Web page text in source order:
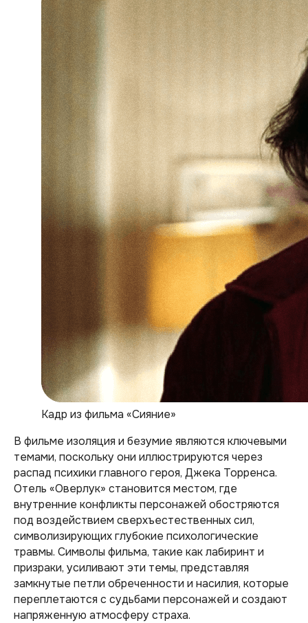
Кадр из фильма «Сияние»
В фильме изоляция и безумие являются ключевыми
темами, поскольку они иллюстрируются через
распад психики главного героя, Джека Торренса.
Отель «Оверлук» становится местом, где
внутренние конфликты персонажей обостряются
под воздействием сверхъестественных сил,
символизирующих глубокие психологические
травмы. Символы фильма, такие как лабиринт и
призраки, усиливают эти темы, представляя
замкнутые петли обреченности и насилия, которые
переплетаются с судьбами персонажей и создают
напряженную атмосферу страха.